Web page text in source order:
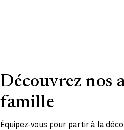
Découvrez nos
famille
Équipez-vous pour partir à la